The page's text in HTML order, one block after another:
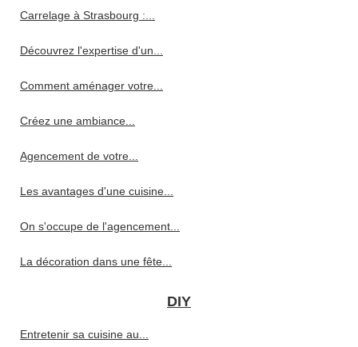
Carrelage à Strasbourg :...
Découvrez l'expertise d'un...
Comment aménager votre...
Créez une ambiance...
Agencement de votre...
Les avantages d'une cuisine...
On s'occupe de l'agencement...
La décoration dans une fête...
DIY
Entretenir sa cuisine au...